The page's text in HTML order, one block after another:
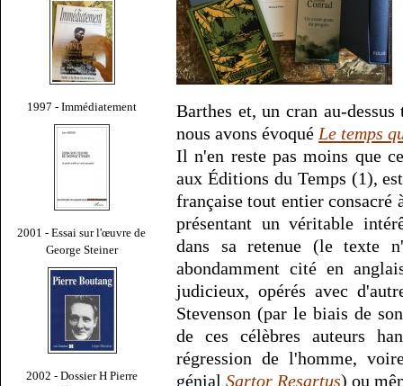
1997 - Immédiatement
2001 - Essai sur l'œuvre de
George Steiner
2002 - Dossier H Pierre
Barthes et, un cran au-
nous avons évoqué Le temps
Il n'en reste pas moins que
aux Éditions du Temps (1),
française tout entier consacré
présentant un véritable
dans sa retenue (le texte
abondamment cité en
judicieux, opérés avec
Stevenson (par le biais de
de ces célèbres auteurs
régression de l'homme,
génial Sartor Resartus) ou